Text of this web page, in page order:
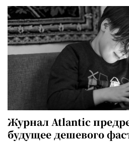
Журнал Atlantic
будущее дешевого